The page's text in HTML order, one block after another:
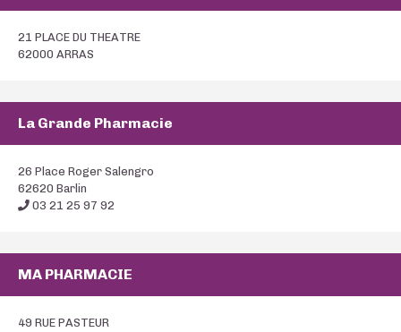
21 PLACE DU THEATRE
62000 ARRAS
La Grande Pharmacie
26 Place Roger Salengro
62620 Barlin
03 21 25 97 92
MA PHARMACIE
49 RUE PASTEUR